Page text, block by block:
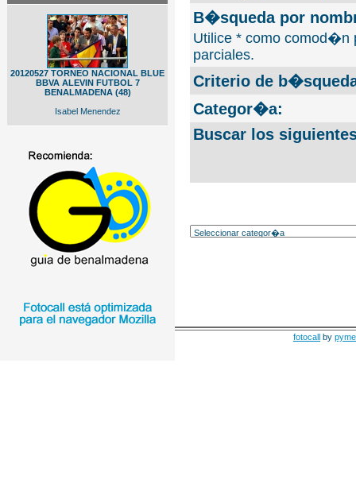
20120527 TORNEO NACIONAL BLUE
BBVA ALEVIN FUTBOL 7
BENALMADENA (48)
Isabel Menendez
B�squeda por
Utilice * como comod�n
parciales.
Criterio de
Categor�a:
Buscar los
fotocall by